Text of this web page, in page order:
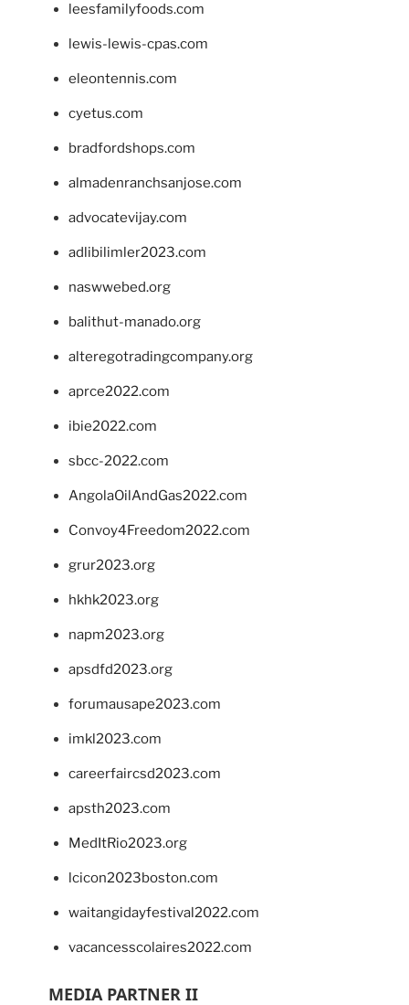
leesfamilyfoods.com
lewis-lewis-cpas.com
eleontennis.com
cyetus.com
bradfordshops.com
almadenranchsanjose.com
advocatevijay.com
adlibilimler2023.com
naswwebed.org
balithut-manado.org
alteregotradingcompany.org
aprce2022.com
ibie2022.com
sbcc-2022.com
AngolaOilAndGas2022.com
Convoy4Freedom2022.com
grur2023.org
hkhk2023.org
napm2023.org
apsdfd2023.org
forumausape2023.com
imkl2023.com
careerfaircsd2023.com
apsth2023.com
MedItRio2023.org
lcicon2023boston.com
waitangidayfestival2022.com
vacancesscolaires2022.com
MEDIA PARTNER II